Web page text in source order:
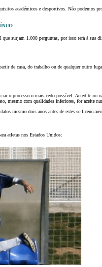
académicos e desportivos. Não podemos
surjam 1.000 perguntas, por isso terá à sua
de casa, do trabalho ou de qualquer outro
o processo o mais cedo possível. Acredite
mesmo com qualidades inferiores, for aceite
mesmo dois anos antes de estes se
atletas nos Estados Unidos: